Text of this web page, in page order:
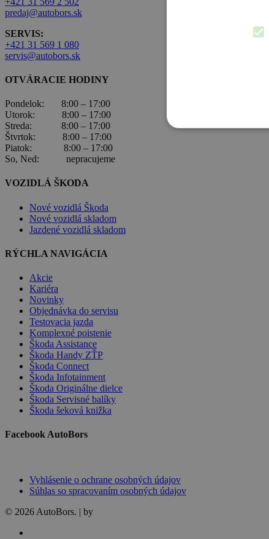
predaj@autobors.sk
SERVIS:
+421 31 569 1 080
servis@autobors.sk
OTVÁRACIE HODINY
Pondelok: 8:00 – 17:00
Utorok: 8:00 – 17:00
Streda: 8:00 – 17:00
Štvrtok: 8:00 – 17:00
Piatok: 8:00 – 17:00
So, Ned: nepracujeme
VOZIDLÁ ŠKODA
Nové vozidlá Škoda
Nové vozidlá skladom
Jazdené vozidlá skladom
RÝCHLA NAVIGÁCIA
Akcie
Kariéra
Novinky
Objednávka do servisu
Testovacia jazda
Komplexné poistenie
Škoda Assistance
Škoda Handy ZŤP
Škoda Connect
Škoda Infotainment
Škoda Originálne dielce
Škoda Servisné balíky
Škoda šeková knižka
Facebook AutoBors
Vyhlásenie o ochrane osobných údajov
Súhlas so spracovaním osobných údajov
© 2026 AutoBors. | by